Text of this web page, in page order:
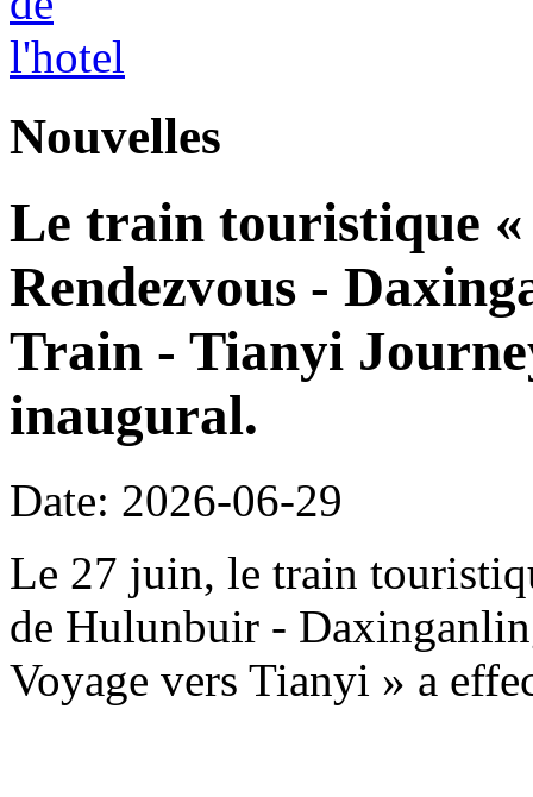
Nouvelles
Le train touristique
Rendezvous -
Train - Tianyi
inaugural.
Date: 2026-06-29
Le 27 juin, le train
de Hulunbuir -
Voyage vers Tianyi » a